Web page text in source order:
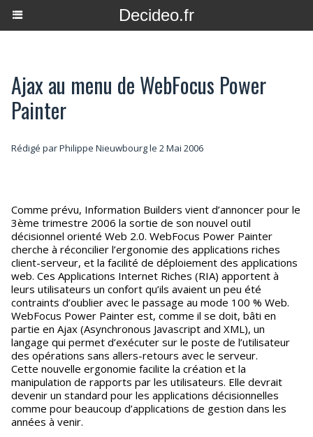
Decideo.fr
Ajax au menu de WebFocus Power
Painter
Rédigé parPhilippe Nieuwbourgle 2 Mai 2006
Comme prévu, Information Builders vient d’annoncer pour le
3ème trimestre 2006 la sortie de son nouvel outil
décisionnel orienté Web 2.0. WebFocus Power Painter
cherche à réconcilier l’ergonomie des applications riches
client-serveur, et la facilité de déploiement des applications
web. Ces Applications Internet Riches (RIA) apportent à
leurs utilisateurs un confort qu’ils avaient un peu été
contraints d’oublier avec le passage au mode 100 % Web.
WebFocus Power Painter est, comme il se doit, bâti en
partie en Ajax (Asynchronous Javascript and XML), un
langage qui permet d’exécuter sur le poste de l’utilisateur
des opérations sans allers-retours avec le serveur.
Cette nouvelle ergonomie facilite la création et la
manipulation de rapports par les utilisateurs. Elle devrait
devenir un standard pour les applications décisionnelles
comme pour beaucoup d’applications de gestion dans les
années à venir.